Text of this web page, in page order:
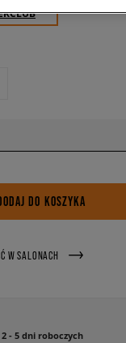
DO KOSZYKA
W SALONACH
2 - 5 dni roboczych